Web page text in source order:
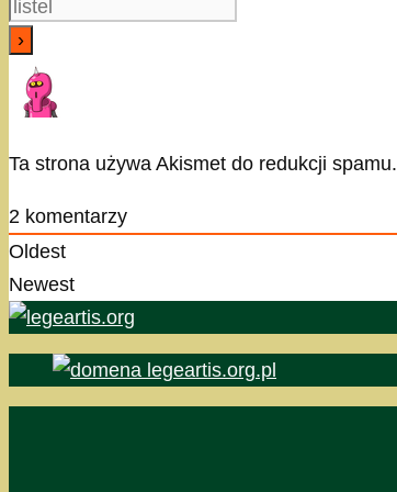
Ta strona używa Akismet do redukcji spamu.
2 komentarzy
Oldest
Newest